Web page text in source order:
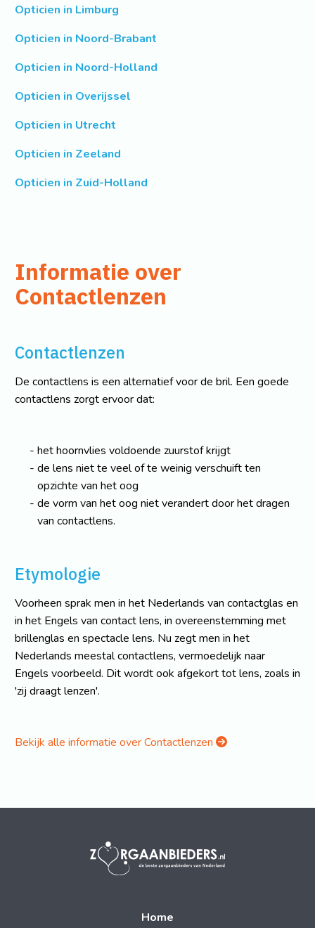
Opticien in Limburg
Opticien in Noord-Brabant
Opticien in Noord-Holland
Opticien in Overijssel
Opticien in Utrecht
Opticien in Zeeland
Opticien in Zuid-Holland
Informatie over
Contactlenzen
Contactlenzen
De contactlens is een alternatief voor de bril. Een goede
contactlens zorgt ervoor dat:
het hoornvlies voldoende zuurstof krijgt
de lens niet te veel of te weinig verschuift ten
opzichte van het oog
de vorm van het oog niet verandert door het dragen
van contactlens.
Etymologie
Voorheen sprak men in het Nederlands van contactglas en
in het Engels van contact lens, in overeenstemming met
brillenglas en spectacle lens. Nu zegt men in het
Nederlands meestal contactlens, vermoedelijk naar
Engels voorbeeld. Dit wordt ook afgekort tot lens, zoals in
'zij draagt lenzen'.
Bekijk alle informatie over Contactlenzen
Home